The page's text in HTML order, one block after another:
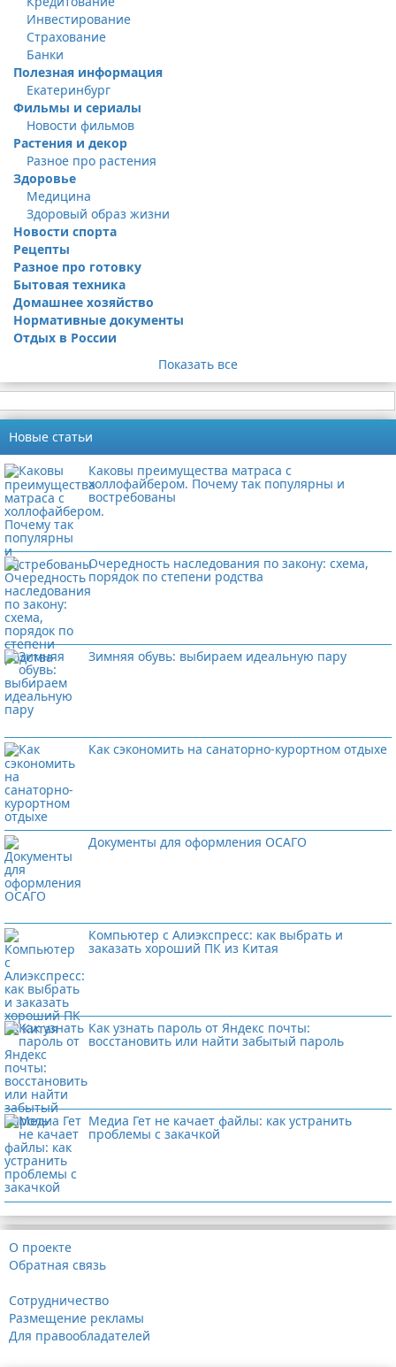
Инвестирование
Страхование
Банки
Полезная информация
Екатеринбург
Фильмы и сериалы
Новости фильмов
Растения и декор
Разное про растения
Здоровье
Медицина
Здоровый образ жизни
Новости спорта
Рецепты
Разное про готовку
Бытовая техника
Домашнее хозяйство
Нормативные документы
Отдых в России
Показать все
Новые статьи
Каковы преимущества матраса с
холлофайбером. Почему так популярны и
востребованы
Очередность наследования по закону: схема,
порядок по степени родства
Зимняя обувь: выбираем идеальную пару
Как сэкономить на санаторно-курортном отдыхе
Документы для оформления ОСАГО
Компьютер с Алиэкспресс: как выбрать и
заказать хороший ПК из Китая
Как узнать пароль от Яндекс почты:
восстановить или найти забытый пароль
Медиа Гет не качает файлы: как устранить
проблемы с закачкой
О проекте
Обратная связь
Сотрудничество
Размещение рекламы
Для правообладателей